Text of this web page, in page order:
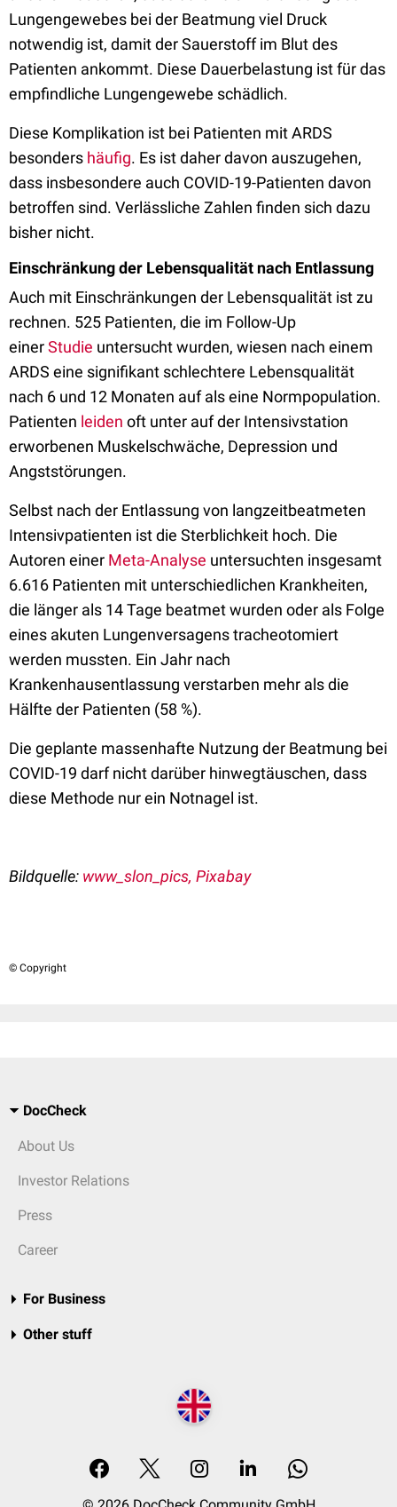
Lungengewebes bei der Beatmung viel Druck
notwendig ist, damit der Sauerstoff im Blut des
Patienten ankommt. Diese Dauerbelastung ist für das
empfindliche Lungengewebe schädlich.
Diese Komplikation ist bei Patienten mit ARDS
besonders häufig. Es ist daher davon auszugehen,
dass insbesondere auch COVID-19-Patienten davon
betroffen sind. Verlässliche Zahlen finden sich dazu
bisher nicht.
Einschränkung der Lebensqualität nach Entlassung
Auch mit Einschränkungen der Lebensqualität ist zu
rechnen. 525 Patienten, die im Follow-Up
einerStudie untersucht wurden, wiesen nach einem
ARDS eine signifikant schlechtere Lebensqualität
nach 6 und 12 Monaten auf als eine Normpopulation.
Patienten leiden oft unter auf der Intensivstation
erworbenen Muskelschwäche, Depression und
Angststörungen.
Selbst nach der Entlassung von langzeitbeatmeten
Intensivpatienten ist die Sterblichkeit hoch. Die
Autoren einer Meta-Analyse untersuchten insgesamt
6.616 Patienten mit unterschiedlichen Krankheiten,
die länger als 14 Tage beatmet wurden oder als Folge
eines akuten Lungenversagens tracheotomiert
werden mussten. Ein Jahr nach
Krankenhausentlassung verstarben mehr als die
Hälfte der Patienten (58 %).
Die geplante massenhafte Nutzung der Beatmung bei
COVID-19 darf nicht darüber hinwegtäuschen, dass
diese Methode nur ein Notnagel ist.
Bildquelle: www_slon_pics, Pixabay
© Copyright
DocCheck
About Us
Investor Relations
Press
Career
For Business
Other stuff